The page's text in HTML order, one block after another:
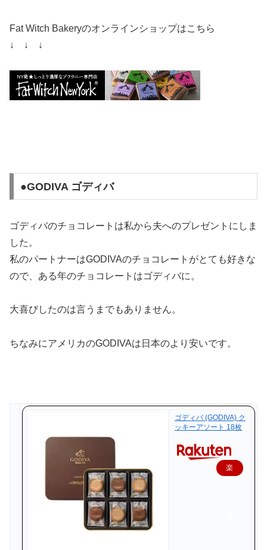
Fat Witch Bakeryのオンラインショップはこちら
↓ ↓ ↓
●GODIVA ゴディバ
ゴディバのチョコレートは私から夫へのプレゼントにしま
した。
私のパートナーはGODIVAのチョコレートがとても好きな
ので、ある年のチョコレートはゴディバに。
大喜びしたのは言うまでもありません。
ちなみにアメリカのGODIVAは日本のより安いです。
ゴディバ (GODIVA) ク
ッキーアソート 18枚
楽